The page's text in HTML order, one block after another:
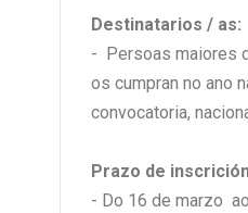
Destinatarios / as:
- Persoas maiores
os cumpran no ano
convocatoria,
Prazo de
- Do 16 de marzo